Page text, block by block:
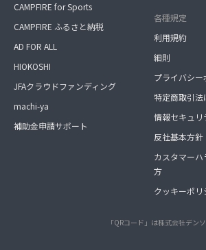
CAMPFIRE for Sports
CAMPFIRE ふるさと納税
AD FOR ALL
HIOKOSHI
JFAクラウドファンディング
machi-ya
補助金申請サポート
各種規定
利用規約
細則
プライバシー
特定商取引
情報セキュリ
反社基本方針
カスタマーハ
方
クッキーポリ
「QRコード」は株式会社デン